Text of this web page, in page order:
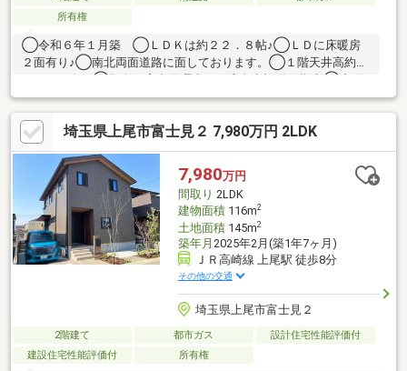
所有権
◯令和６年１月築 ◯ＬＤＫは約２２．８帖♪◯ＬＤに床暖房
２面有り♪◯南北両面道路に面しております。◯１階天井高約
光発電◯エネファーム◯ベルバーン◯ZEH住宅●お問い合わせ
お待ちいたしております●
埼玉県上尾市富士見２ 7,980万円 2LDK
7,980万円
間取り 2LDK
建物面積116m2
土地面積145m2
築年月 2025年2月(築1年7ヶ月)
ＪＲ高崎線 上尾駅 徒歩8分
その他の交通
埼玉県上尾市富士見２
2階建て 都市ガス
設計住宅性能評価付
建設住宅性能評価付
所有権